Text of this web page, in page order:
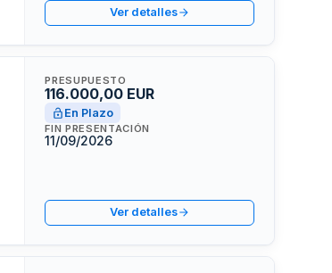
Ver detalles
PRESUPUESTO
116.000,00 EUR
En Plazo
FIN PRESENTACIÓN
11/09/2026
Ver detalles